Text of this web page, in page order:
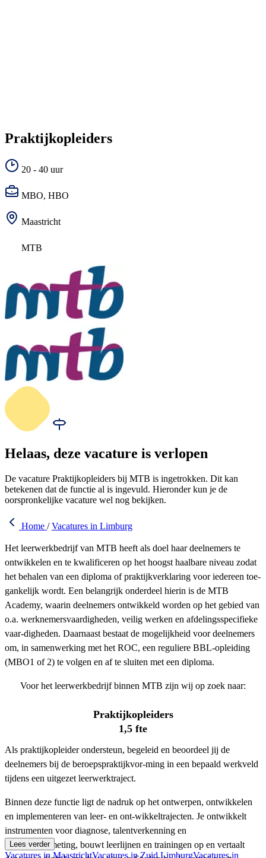
Praktijkopleiders
20 - 40 uur
MBO, HBO
Maastricht
MTB
Helaas, deze vacature is verlopen
De vacature Praktijkopleiders bij MTB is ingetrokken. Dit kan
betekenen dat de functie al is ingevuld. Hieronder kun je de
oorspronkelijke vacature wel nog bekijken.
Home / Vacatures in Limburg
Het leerwerkbedrijf van MTB heeft als doel haar deelnemers te
ontwikkelen en te kwalificeren op het hoogst haalbare niveau zodat
het behalen van een diploma of praktijkverklaring voor iedereen toe-
gankelijk wordt. Een belangrijk onderdeel hierin is de MTB
Academy, waarin deelnemers ontwikkeld worden op het gebied van
o.a. werknemersvaardigheden, veilig werken en afdelingsspecifieke
vaar-digheden. Daarnaast bestaat de mogelijkheid voor deelnemers
om, in samenwerking met het ROC, een reguliere BBL-opleiding
(MBO1 of 2) te volgen en af te sluiten met een diploma.
Voor het leerwerkbedrijf binnen MTB zijn wij op zoek naar:
Praktijkopleiders
1,5 fte
Als praktijkopleider ondersteun, begeleid en beoordeel jij de
deelnemers bij de beroepspraktijkvor-ming in een bepaald werkveld
tijdens een uitgezet leerwerktraject.
Binnen deze functie ligt de nadruk op het ontwerpen, ontwikkelen
en implementeren van leer- en ont-wikkeltrajecten. Je ontwikkelt
instrumenten voor diagnose, talentverkenning en
competentiemeting, bouwt leerlijnen en trainingen op en vertaalt
Lees verder
Vacatures in MaastrichtVacatures in Zuid LimburgVacatures in